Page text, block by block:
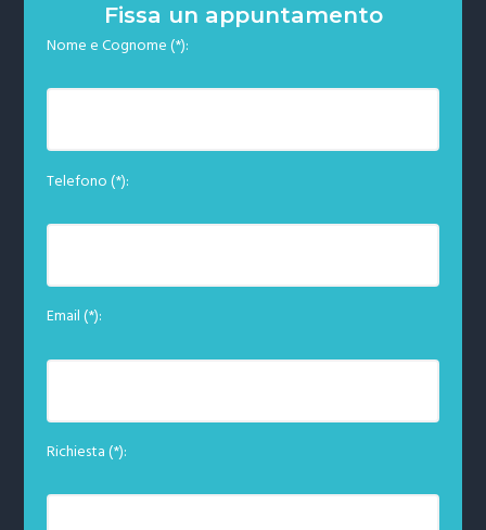
Fissa un appuntamento
Nome e Cognome (*):
Telefono (*):
Email (*):
Richiesta (*):